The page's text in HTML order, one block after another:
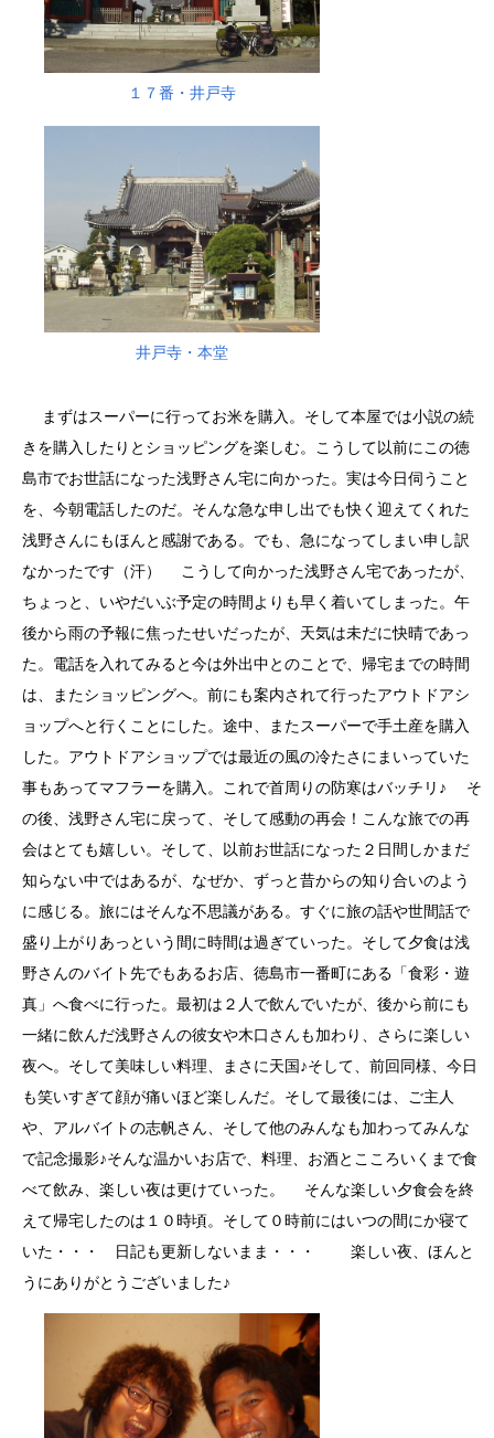
１７番・井戸寺
井戸寺・本堂
まずはスーパーに行ってお米を購入。そして本屋では小説の続
きを購入したりとショッピングを楽しむ。こうして以前にこの徳
島市でお世話になった浅野さん宅に向かった。実は今日伺うこと
を、今朝電話したのだ。そんな急な申し出でも快く迎えてくれた
浅野さんにもほんと感謝である。でも、急になってしまい申し訳
なかったです（汗） こうして向かった浅野さん宅であったが、
ちょっと、いやだいぶ予定の時間よりも早く着いてしまった。午
後から雨の予報に焦ったせいだったが、天気は未だに快晴であっ
た。電話を入れてみると今は外出中とのことで、帰宅までの時間
は、またショッピングへ。前にも案内されて行ったアウトドアシ
ョップへと行くことにした。途中、またスーパーで手土産を購入
した。アウトドアショップでは最近の風の冷たさにまいっていた
事もあってマフラーを購入。これで首周りの防寒はバッチリ♪ そ
の後、浅野さん宅に戻って、そして感動の再会！こんな旅での再
会はとても嬉しい。そして、以前お世話になった２日間しかまだ
知らない中ではあるが、なぜか、ずっと昔からの知り合いのよう
に感じる。旅にはそんな不思議がある。すぐに旅の話や世間話で
盛り上がりあっという間に時間は過ぎていった。そして夕食は浅
野さんのバイト先でもあるお店、徳島市一番町にある「食彩・遊
真」へ食べに行った。最初は２人で飲んでいたが、後から前にも
一緒に飲んだ浅野さんの彼女や木口さんも加わり、さらに楽しい
夜へ。そして美味しい料理、まさに天国♪そして、前回同様、今日
も笑いすぎて顔が痛いほど楽しんだ。そして最後には、ご主人
や、アルバイトの志帆さん、そして他のみんなも加わってみんな
で記念撮影♪そんな温かいお店で、料理、お酒とこころいくまで食
べて飲み、楽しい夜は更けていった。 そんな楽しい夕食会を終
えて帰宅したのは１０時頃。そして０時前にはいつの間にか寝て
いた・・・ 日記も更新しないまま・・・ 楽しい夜、ほんと
うにありがとうございました♪